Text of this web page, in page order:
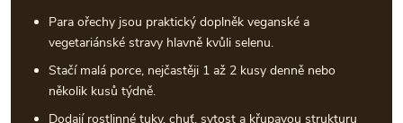
Para ořechy jsou praktický doplněk veganské a
vegetariánské stravy hlavně kvůli selenu.
Stačí malá porce, nejčastěji 1 až 2 kusy denně nebo
několik kusů týdně.
Dodají rostlinné tuky, chuť, sytost a křupavou strukturu